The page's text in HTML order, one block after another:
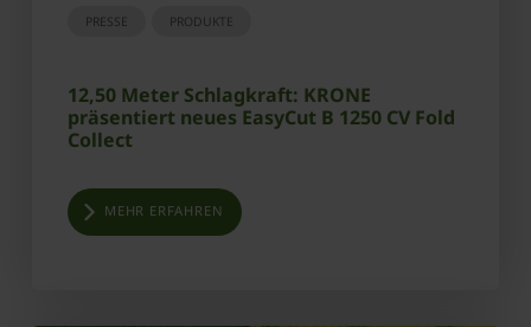
PRESSE PRODUKTE
12,50 Meter Schlagkraft: KRONE
präsentiert neues EasyCut B 1250 CV Fold
Collect
MEHR ERFAHREN